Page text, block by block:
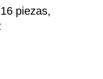
piezas,